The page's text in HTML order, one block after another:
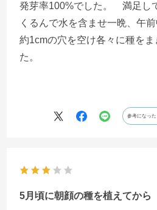
発芽率100%でした。 満足し
くるんで水を含ませ一晩、午
約1cmの穴を空け各々に種を
た。
参考になった
5月頃に朝顔の種を植えてから